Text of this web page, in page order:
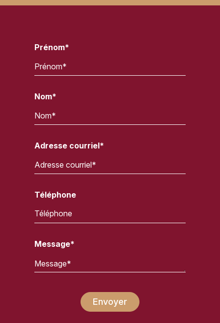
Prénom*
Nom*
Adresse courriel*
Téléphone
Message*
Envoyer